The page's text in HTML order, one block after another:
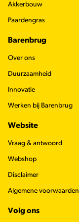
Akkerbouw
Paardengras
Barenbrug
Over ons
Duurzaamheid
Innovatie
Werken bij Barenbrug
Website
Vraag & antwoord
Webshop
Disclaimer
Algemene voorwaarden
Volg ons